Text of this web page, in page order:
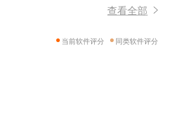
查看全部
当前软件评分 同类软件评分